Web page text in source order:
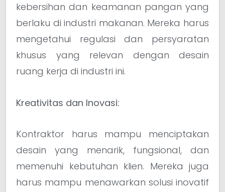
kebersihan dan keamanan pangan yang
berlaku di industri makanan. Mereka harus
mengetahui regulasi dan persyaratan
khusus yang relevan dengan desain
ruang kerja di industri ini.
Kreativitas dan Inovasi:
Kontraktor harus mampu menciptakan
desain yang menarik, fungsional, dan
memenuhi kebutuhan klien. Mereka juga
harus mampu menawarkan solusi inovatif